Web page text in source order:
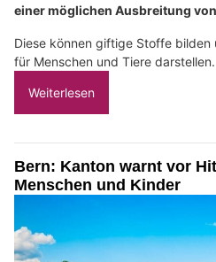
einer möglichen Ausbreitung
Diese können giftige Stoffe bilden
für Menschen und Tiere darstellen.
Weiterlesen
Bern: Kanton warnt vor
Menschen und Kinder